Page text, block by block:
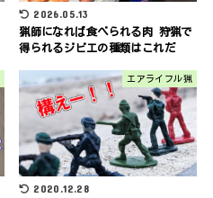
2026.05.13
猟師になれば食べられる肉 狩猟で
得られるジビエの種類はこれだ
エアライフル猟
2020.12.28